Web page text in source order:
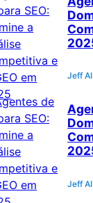
Jeff
Jeff